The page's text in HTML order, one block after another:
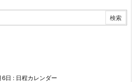
日 : 日程カレンダー